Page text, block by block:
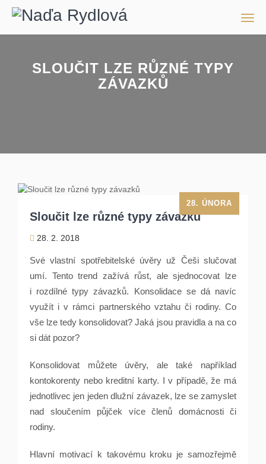
SLOUČIT LZE RŮZNÉ TYPY
ZÁVAZKŮ
Sloučit lze různé typy závazků
28. 2. 2018
28. ÚNORA
Své vlastní spotřebitelské úvěry už Češi slučovat
umí. Tento trend zažívá růst, ale sjednocovat lze
i rozdílné typy závazků. Konsolidace se dá navíc
využít i v rámci partnerského vztahu či rodiny. Co
vše lze tedy konsolidovat? Jaká jsou pravidla a na co
si dát pozor?
Konsolidovat můžete úvěry, ale také například
kontokorenty nebo kreditní karty. I v případě, že má
jednotlivec jen jeden dlužní závazek, lze se zamyslet
nad sloučením půjček více členů domácnosti či
rodiny.
Hlavní motivací k takovému kroku je samozřejmě